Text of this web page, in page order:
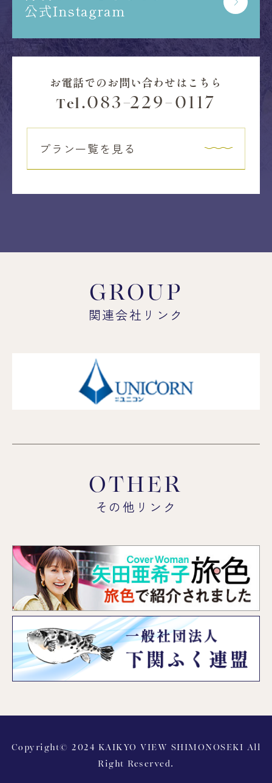
公式Instagram
お電話でのお問い合わせはこちら
Tel.083-229-0117
プラン一覧を見る
GROUP
関連会社リンク
OTHER
その他リンク
Copyright© 2024 KAIKYO VIEW SHIMONOSEKI All
Right Reserved.